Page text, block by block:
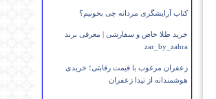
کتاب آرایشگری مردانه چی بخونیم؟
خرید طلا خاص و سفارشی | معرفی برند
zar_by_zahra
زعفران مرغوب با قیمت رقابتی؛ خریدی
هوشمندانه از تیدا زعفران